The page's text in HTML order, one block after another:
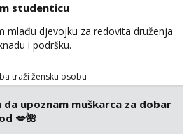
iskustva. Senzualno i
Čekam da vas osobno uvjerim.
se strašću i ekstazi prekrasne
vrlo senzualne i osjetljive. 😍😍 Ov...
studenticu
mlađu djevojku za redovita druženja
i podršku.
traži žensku osobu
da upoznam muškarca za dobar
💋🌺